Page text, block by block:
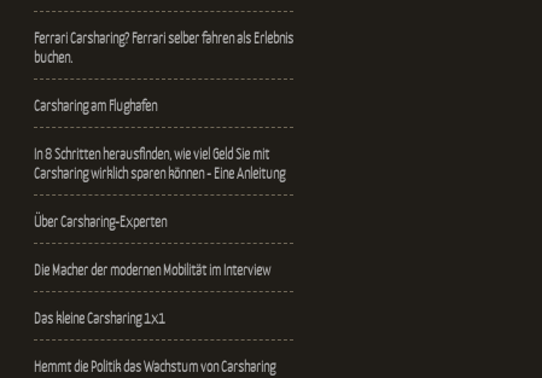
Ferrari Carsharing? Ferrari selber fahren als Erlebnis
buchen.
Carsharing am Flughafen
In 8 Schritten herausfinden, wie viel Geld Sie mit
Carsharing wirklich sparen können - Eine Anleitung
Über Carsharing-Experten
Die Macher der modernen Mobilität im Interview
Das kleine Carsharing 1x1
Hemmt die Politik das Wachstum von Carsharing